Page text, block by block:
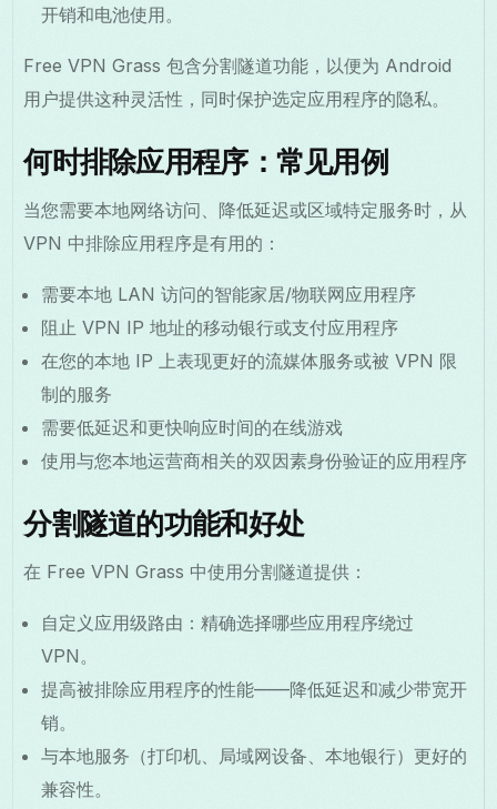
开销和电池使用。
Free VPN Grass 包含分割隧道功能，以便为 Android
用户提供这种灵活性，同时保护选定应用程序的隐私。
何时排除应用程序：常见用例
当您需要本地网络访问、降低延迟或区域特定服务时，从
VPN 中排除应用程序是有用的：
需要本地 LAN 访问的智能家居/物联网应用程序
阻止 VPN IP 地址的移动银行或支付应用程序
在您的本地 IP 上表现更好的流媒体服务或被 VPN 限
制的服务
需要低延迟和更快响应时间的在线游戏
使用与您本地运营商相关的双因素身份验证的应用程序
分割隧道的功能和好处
在 Free VPN Grass 中使用分割隧道提供：
自定义应用级路由：精确选择哪些应用程序绕过
VPN。
提高被排除应用程序的性能——降低延迟和减少带宽开
销。
与本地服务（打印机、局域网设备、本地银行）更好的
兼容性。